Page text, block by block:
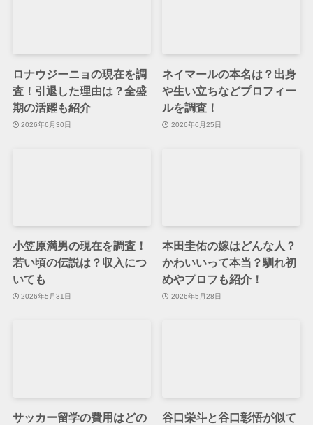
ロナウジーニョの現在を調
査！引退した理由は？全盛
期の活躍も紹介
2026年6月30日
ネイマールの本名は？出身
や生い立ちなどプロフィー
ルを調査！
2026年6月25日
小笠原満男の現在を調査！
若い頃の伝説は？収入につ
いても
2026年5月31日
本田圭佑の嫁はどんな人？
かわいいって本当？馴れ初
めやプロフも紹介！
2026年5月28日
サッカー留学の費用はどの
谷口栄斗と谷口彰悟が似て